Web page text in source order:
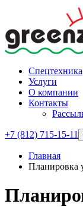
Спецтехника
Услуги
О компании
Контакты
+7 (812) 715-15-11
Главная
Планировка